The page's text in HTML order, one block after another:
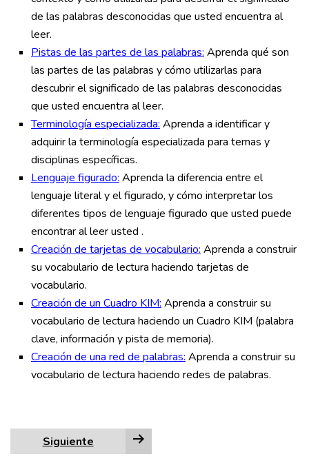
de las palabras desconocidas que usted encuentra al
leer.
Pistas de las partes de las palabras: Aprenda qué son
las partes de las palabras y cómo utilizarlas para
descubrir el significado de las palabras desconocidas
que usted encuentra al leer.
Terminología especializada: Aprenda a identificar y
adquirir la terminología especializada para temas y
disciplinas específicas.
Lenguaje figurado: Aprenda la diferencia entre el
lenguaje literal y el figurado, y cómo interpretar los
diferentes tipos de lenguaje figurado que usted puede
encontrar al leer usted .
Creación de tarjetas de vocabulario: Aprenda a construir
su vocabulario de lectura haciendo tarjetas de
vocabulario.
Creación de un Cuadro KIM: Aprenda a construir su
vocabulario de lectura haciendo un Cuadro KIM (palabra
clave, información y pista de memoria).
Creación de una red de palabras: Aprenda a construir su
vocabulario de lectura haciendo redes de palabras.
Siguiente